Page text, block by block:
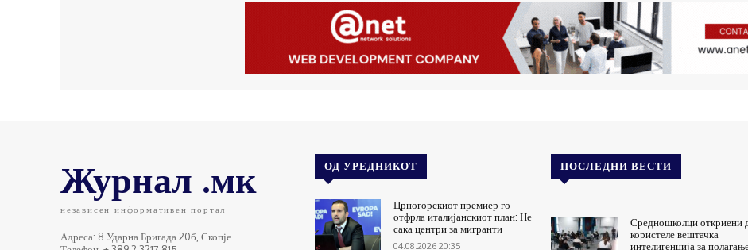
Журнал .мк
независен информативен портал
Адреса: 8 Ударна Бригада 20б, Скопје
ОД УРЕДНИКОТ
Црногорскиот премиер го
отфрла италијанскиот план: Не
сака центри за мигранти
04.08.2026 20:35
ПОСЛЕДНИ ВЕСТИ
Средношколци откриени
користеле вештачка
интелигенција за